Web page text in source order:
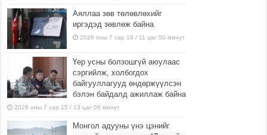
Аяллаа зөв төлөвлөхийг
иргэдэд зөвлөж байна
2026 оны 7 сар 16 / 11 цаг 50 минут
Үер усны болзошгүй аюулаас
сэргийлж, холбогдох
байгууллагууд өндөржүүлсэн
бэлэн байдалд ажиллаж байна
2026 оны 7 сар 15 / 13 цаг 06 минут
Монгол адууны үнэ цэнийг